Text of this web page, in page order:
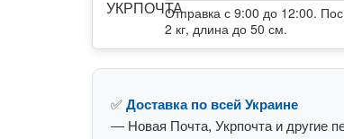
Отправка с 9:00 до 12:00.
2 кг, длина до 50 см.
✅ Доставка по всей Украине
— Новая Почта, Укрпочта и другие